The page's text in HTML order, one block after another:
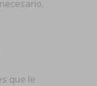
que le